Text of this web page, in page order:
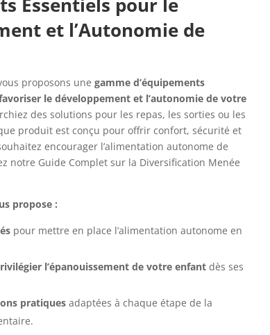
et l’Autonomie de
proposons unegamme d’équipements
le développement et l’autonomie de votre
des solutions pour les repas, les sorties ou les
produit est conçu pour offrir confort, sécurité et
encourager l’alimentation autonome de
notre Guide Complet sur la Diversification Menée
propose :
pour mettre en place l’alimentation autonome en
l’épanouissement de votre enfant dès ses
pratiques adaptées à chaque étape de la